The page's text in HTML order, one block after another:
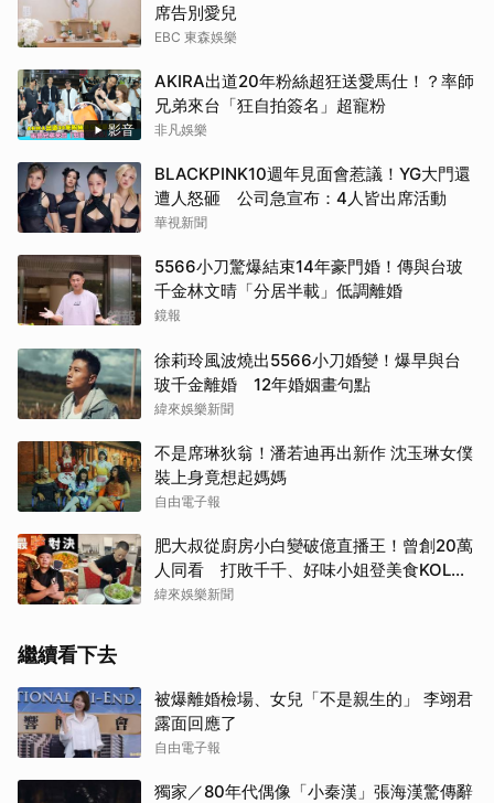
席告別愛兒
EBC 東森娛樂
影音
AKIRA出道20年粉絲超狂送愛馬仕！？率師
兄弟來台「狂自拍簽名」超寵粉
非凡娛樂
BLACKPINK10週年見面會惹議！YG大門還
遭人怒砸 公司急宣布：4人皆出席活動
華視新聞
5566小刀驚爆結束14年豪門婚！傳與台玻
千金林文晴「分居半載」低調離婚
鏡報
徐莉玲風波燒出5566小刀婚變！爆早與台
玻千金離婚 12年婚姻畫句點
緯來娛樂新聞
不是席琳狄翁！潘若迪再出新作 沈玉琳女僕
裝上身竟想起媽媽
自由電子報
肥大叔從廚房小白變破億直播王！曾創20萬
人同看 打敗千千、好味小姐登美食KOL冠
軍
緯來娛樂新聞
繼續看下去
被爆離婚檢場、女兒「不是親生的」 李翊君
露面回應了
自由電子報
獨家／80年代偶像「小秦漢」張海漢驚傳辭